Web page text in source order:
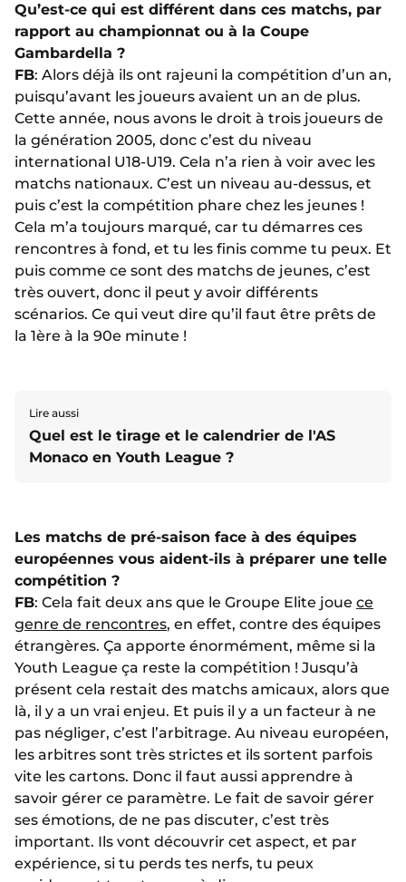
Qu’est-ce qui est différent dans ces matchs, par
rapport au championnat ou à la Coupe
Gambardella ?
FB: Alors déjà ils ont rajeuni la compétition d’un an,
puisqu’avant les joueurs avaient un an de plus.
Cette année, nous avons le droit à trois joueurs de
la génération 2005, donc c’est du niveau
international U18-U19. Cela n’a rien à voir avec les
matchs nationaux. C’est un niveau au-dessus, et
puis c’est la compétition phare chez les jeunes !
Cela m’a toujours marqué, car tu démarres ces
rencontres à fond, et tu les finis comme tu peux. Et
puis comme ce sont des matchs de jeunes, c’est
très ouvert, donc il peut y avoir différents
scénarios. Ce qui veut dire qu’il faut être prêts de
la 1ère à la 90e minute !
Lire aussi
Quel est le tirage et le calendrier de l'AS
Monaco en Youth League ?
Les matchs de pré-saison face à des équipes
européennes vous aident-ils à préparer une telle
compétition ?
FB: Cela fait deux ans que le Groupe Elite joue ce
genre de rencontres, en effet, contre des équipes
étrangères. Ça apporte énormément, même si la
Youth League ça reste la compétition ! Jusqu’à
présent cela restait des matchs amicaux, alors que
là, il y a un vrai enjeu. Et puis il y a un facteur à ne
pas négliger, c’est l’arbitrage. Au niveau européen,
les arbitres sont très strictes et ils sortent parfois
vite les cartons. Donc il faut aussi apprendre à
savoir gérer ce paramètre. Le fait de savoir gérer
ses émotions, de ne pas discuter, c’est très
important. Ils vont découvrir cet aspect, et par
expérience, si tu perds tes nerfs, tu peux